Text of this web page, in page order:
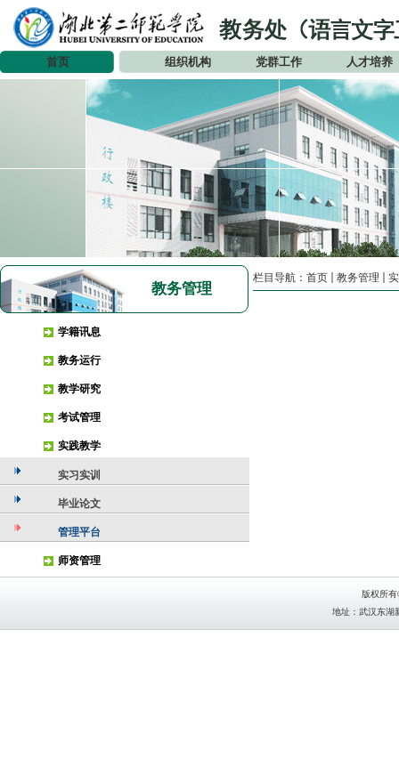
首页 组织机构 党群工作 人才培养
教务管理
学籍讯息
教务运行
教学研究
考试管理
实践教学
实习实训
毕业论文
管理平台
师资管理
栏目导航： 首页 教务管理
版权所
地址：武汉东湖